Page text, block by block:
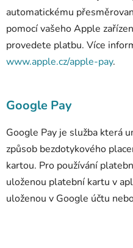
automatickému
pomocí vašeho Apple
provedete platbu. Více
www.apple.cz/apple-pay.
Google Pay
Google Pay je služba která
způsob bezdotykového
kartou. Pro používání
uloženou platební kartu v
uloženou v Google účtu